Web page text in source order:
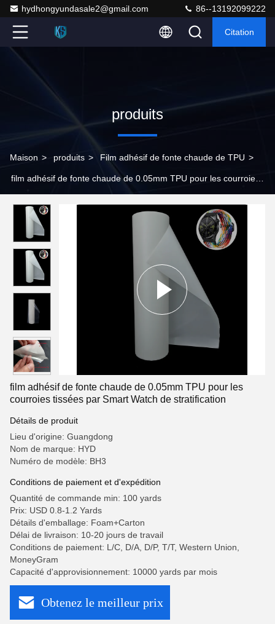
hydhongyundasale2@gmail.com 86--13192099222
Citation
produits
Maison > produits > Film adhésif de fonte chaude de TPU >
film adhésif de fonte chaude de 0.05mm TPU pour les courroies
film adhésif de fonte chaude de 0.05mm TPU pour les
courroies tissées par Smart Watch de stratification
Détails de produit
Lieu d'origine: Guangdong
Nom de marque: HYD
Numéro de modèle: BH3
Conditions de paiement et d'expédition
Quantité de commande min: 100 yards
Prix: USD 0.8-1.2 Yards
Détails d'emballage: Foam+Carton
Délai de livraison: 10-20 jours de travail
Conditions de paiement: L/C, D/A, D/P, T/T, Western Union,
MoneyGram
Capacité d'approvisionnement: 10000 yards par mois
Obtenez le meilleur prix